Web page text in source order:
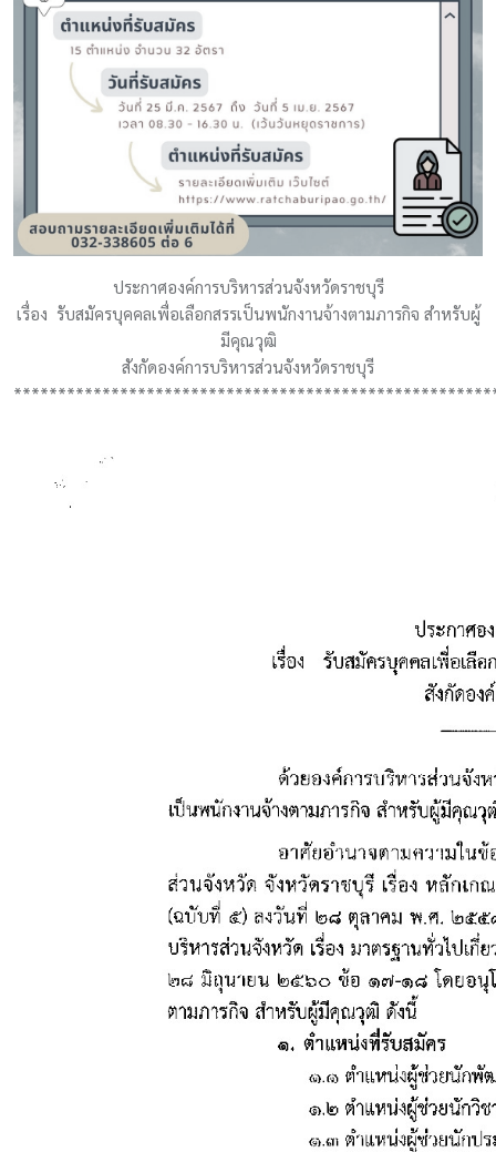
ประกาศองค์การบริหารส่วนจังหวัดราชบุรี
เรื่อง รับสมัครบุคคลเพื่อเลือกสรรเป็นพนักงานจ้างตามภารกิจ สำหรับผู้
มีคุณวุฒิ
สังกัดองค์การบริหารส่วนจังหวัดราชบุรี